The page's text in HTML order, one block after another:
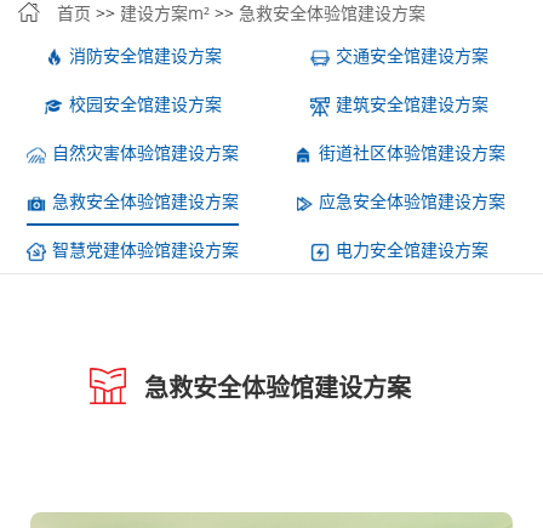
首页 >> 建设方案m² >> 急救安全体验馆建设方案
消防安全馆建设方案
交通安全馆建设方案
校园安全馆建设方案 建筑安全馆建设方案
自然灾害体验馆建设方案 街道社区体验馆建设方案
急救安全体验馆建设方案 应急安全体验馆建设方案
智慧党建体验馆建设方案 电力安全馆建设方案
ip文化馆建设方案 国防教育馆建设方案
急救安全体验馆建设方案